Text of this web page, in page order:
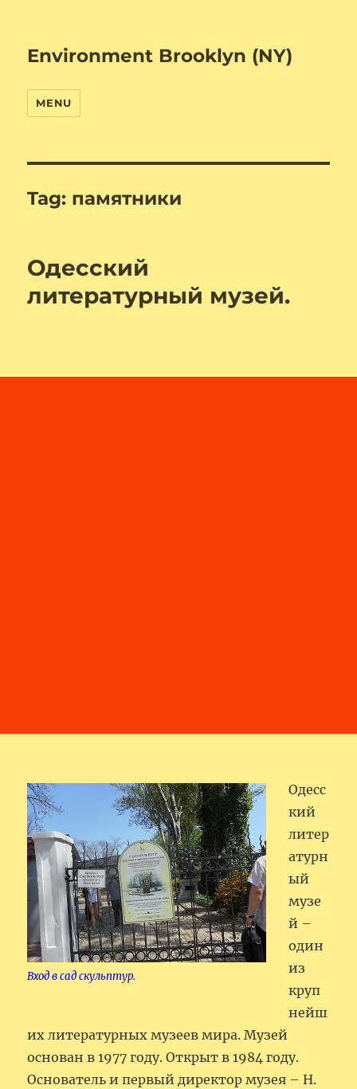
Environment Brooklyn (NY)
MENU
Tag: памятники
Одесский
литературный музей.
Вход в сад скульптур.
Одесс
кий
литер
атурн
ый
музе
й –
один
из
круп
нейш
их литературных музеев мира. Музей
основан в 1977 году. Открыт в 1984 году.
Основатель и первый директор музея – Н.